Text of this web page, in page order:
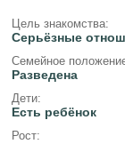
Цель знакомства:
Серьёзные
Семейное
Разведена
Дети:
Есть ребёнок
Рост: